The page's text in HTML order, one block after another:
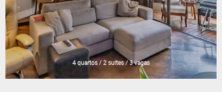
4 quartos / 2 suítes / 3 vagas